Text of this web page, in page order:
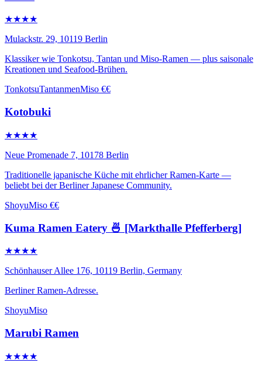
★★★★
Mulackstr. 29, 10119 Berlin
Klassiker wie Tonkotsu, Tantan und Miso-Ramen — plus saisonale
Kreationen und Seafood-Brühen.
TonkotsuTantanmenMiso €€
Kotobuki
★★★★
Neue Promenade 7, 10178 Berlin
Traditionelle japanische Küche mit ehrlicher Ramen-Karte —
beliebt bei der Berliner Japanese Community.
ShoyuMiso €€
Kuma Ramen Eatery 🍜 [Markthalle Pfefferberg]
★★★★
Schönhauser Allee 176, 10119 Berlin, Germany
Berliner Ramen-Adresse.
ShoyuMiso
Marubi Ramen
★★★★